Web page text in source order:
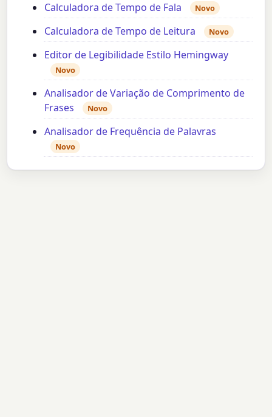
Calculadora de Tempo de Fala Novo
Calculadora de Tempo de Leitura Novo
Editor de Legibilidade Estilo Hemingway
Novo
Analisador de Variação de Comprimento de
Frases
Novo
Analisador de Frequência de Palavras
Novo